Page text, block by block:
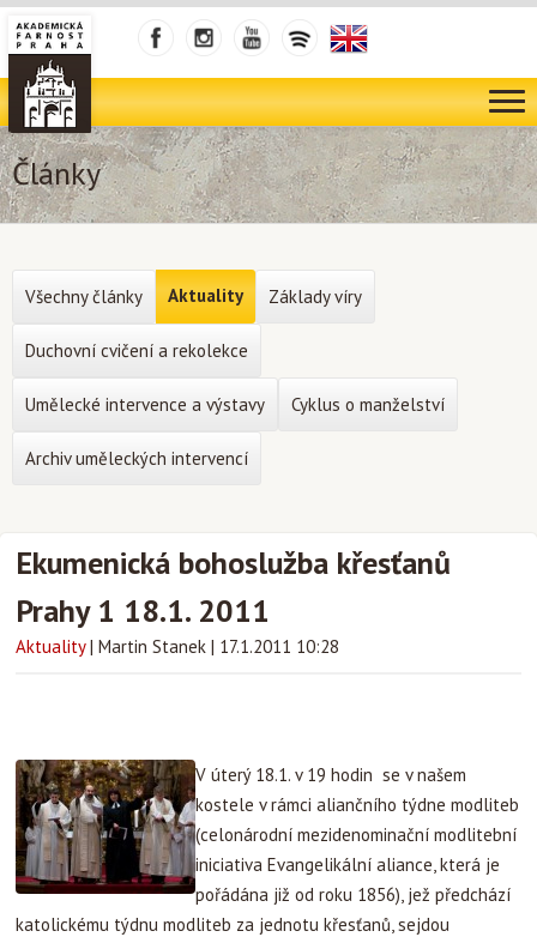
Články
Ekumenická bohoslužba křesťanů
Prahy 1 18.1. 2011
Aktuality | Martin Stanek | 17.1.2011 10:28
V úterý 18.1. v 19 hodin se v našem
kostele v rámci aliančního týdne modliteb
(celonárodní mezidenominační modlitební
iniciativa Evangelikální aliance, která je
pořádána již od roku 1856), jež předchází
katolickému týdnu modliteb za jednotu křesťanů, sejdou
Všechny články Aktuality Základy víry
Duchovní cvičení a rekolekce
Umělecké intervence a výstavy Cyklus o manželství
Archiv uměleckých intervencí